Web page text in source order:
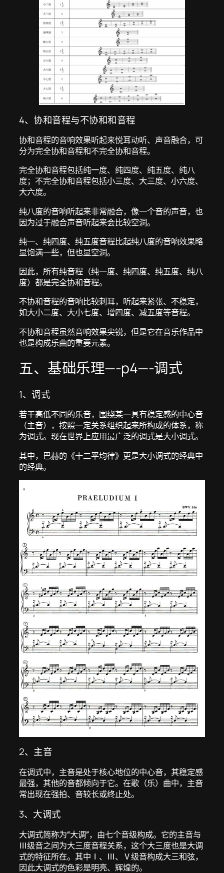
4、协和音程与不协和和音程
协和音程的音响效果听起来悦耳动听、声音融合，可
分为完全协和音程和不完全协和音程。
完全协和音程包括纯一度、纯四度、纯五度、纯八
度；不完全协和音程包括小三度、大三度、小六度、
大六度。
纯八度的音响听起来非常融合，像一个音的声音，也
因为过于融合声音听起来会比较空洞。
纯一、纯四度、纯五度音程比起纯八度的音响效果略
显饱满一些，但也显空洞。
因此，所有纯音程（纯一度、纯四度、纯五度、纯八
度）都是完全协和音程。
不协和音程的音响比较刺耳，听起来紧张、不稳定，
如大小二度、大小七度、增四度、减五度等音程。
不协和音程虽然音响效果尖锐，但是它在音乐作品中
也是构成乐曲的重要元素。
五、基础乐理—-p4—-调式
1、调式
若干高低不同的乐音，围绕某一具有稳定感的中心音
（主音），按照一定关系组织起来所构成的体系，称
为调式。现在世界上应用最广泛的调式是大小调式。
其中，巴赫的《十二平均律》更是大小调式的经典中
的经典。
2、主音
在调式中，主音是处于核心地位的中心音，其稳定感
最强，其他的音都倾向于它。在歌（乐）曲中，主音
常出现在强拍、音较长或终止处。
3、大调式
大调式简称为“大调”，由七个音级构成。它的主音与
Ⅲ级音之间为大三度音程关系，这个大三度也是大调
式的特征所在。其中Ⅰ、Ⅲ、Ⅴ级音构成大三和弦，
因此大调式的色彩是明亮、辉煌的。